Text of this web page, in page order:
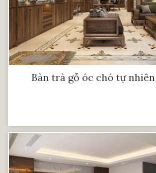
Bàn trà gỗ óc chó tự